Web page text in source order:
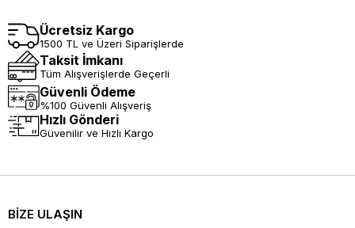
Ücretsiz Kargo
1500 TL ve Üzeri Siparişlerde
Taksit İmkanı
Tüm Alışverişlerde Geçerli
Güvenli Ödeme
%100 Güvenli Alışveriş
Hızlı Gönderi
Güvenilir ve Hızlı Kargo
BİZE ULAŞIN